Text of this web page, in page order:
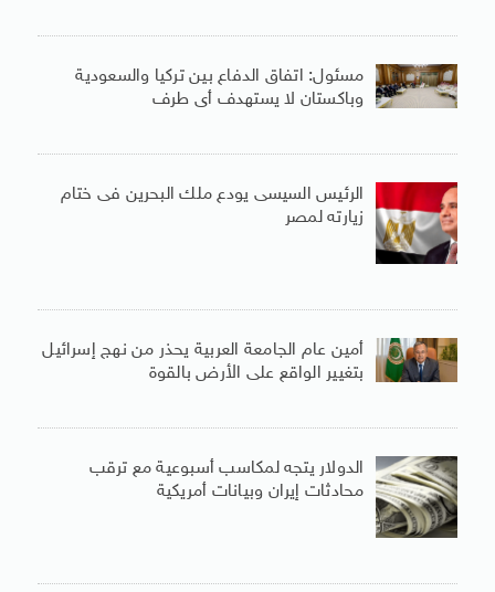
مسئول: اتفاق الدفاع بين تركيا والسعودية
وباكستان لا يستهدف أى طرف
الرئيس السيسى يودع ملك البحرين فى ختام
زيارته لمصر
أمين عام الجامعة العربية يحذر من نهج إسرائيل
بتغيير الواقع على الأرض بالقوة
الدولار يتجه لمكاسب أسبوعية مع ترقب
محادثات إيران وبيانات أمريكية